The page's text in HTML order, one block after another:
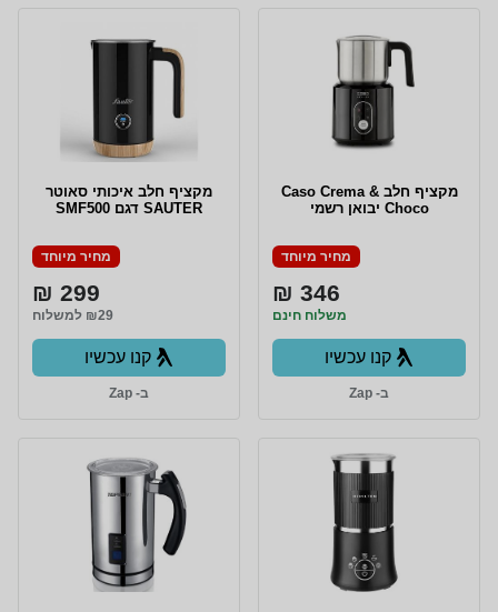
‏מקציף חלב Caso Crema &
Choco יבואן רשמי
מחיר מיוחד
346 ₪
משלוח חינם
קנו עכשיו
ב- Zap
מקציף חלב איכותי סאוטר
SAUTER דגם SMF500
מחיר מיוחד
299 ₪
₪29 למשלוח
קנו עכשיו
ב- Zap